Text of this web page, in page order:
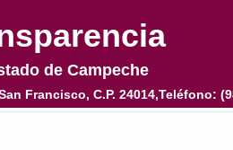
de Campeche
Francisco, C.P. 24014,Teléfono:
de Campeche
Francisco, C.P. 24014,Teléfono: